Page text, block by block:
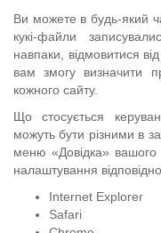
Ви можете в будь-який
кукі-файли
навпаки, відмовитися
вам змогу визначити
кожного сайту.
Що стосується
можуть бути різними в
меню «Довідка»
налаштування
Internet Explorer
Safari